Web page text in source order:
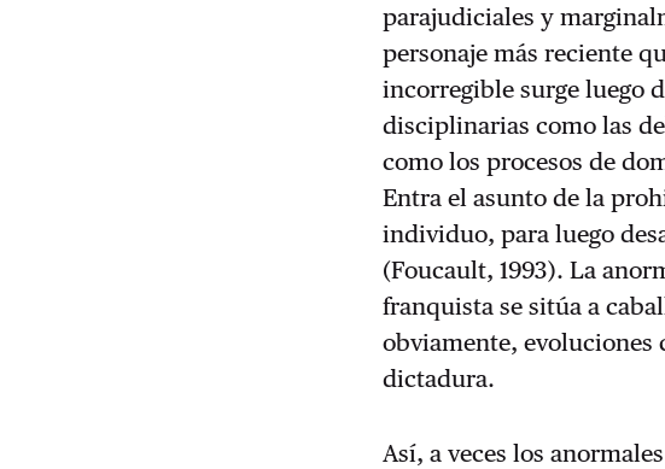
parajudiciales y
personaje más reciente
incorregible surge luego
disciplinarias como las
como los procesos de
Entra el asunto de la
individuo, para luego
(Foucault, 1993). La
franquista se sitúa a
obviamente, evoluciones
dictadura.
Así, a veces los